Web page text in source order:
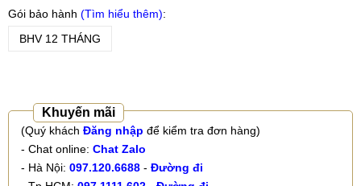
Gói bảo hành
Tìm hiểu thêm
BHV 12 THÁNG
Khuyến mãi
(Quý khách Đăng nhập để kiểm tra đơn hàng)
- Chat online: Chat Zalo
- Hà Nội: 097.120.6688 - Đường đi